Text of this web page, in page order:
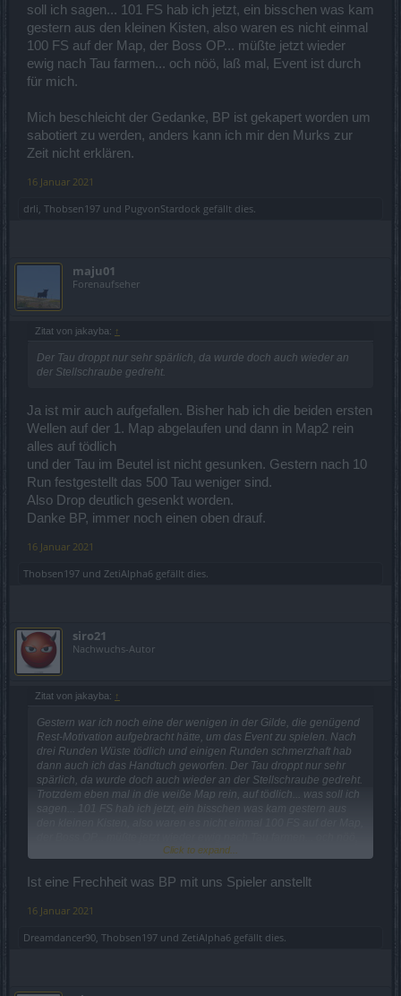
soll ich sagen... 101 FS hab ich jetzt, ein bisschen was kam
gestern aus den kleinen Kisten, also waren es nicht einmal
100 FS auf der Map, der Boss OP... müßte jetzt wieder
ewig nach Tau farmen... och nöö, laß mal, Event ist durch
für mich.
Mich beschleicht der Gedanke, BP ist gekapert worden um
sabotiert zu werden, anders kann ich mir den Murks zur
Zeit nicht erklären.
16 Januar 2021
drli Thobsen197 und PugvonStardock gefällt dies.
maju01
Forenaufseher
Zitat von jakayba: ↑
Der Tau droppt nur sehr spärlich, da wurde doch auch wieder an
der Stellschraube gedreht.
Ja ist mir auch aufgefallen. Bisher hab ich die beiden ersten
Wellen auf der 1. Map abgelaufen und dann in Map2 rein
alles auf tödlich
und der Tau im Beutel ist nicht gesunken. Gestern nach 10
Run festgestellt das 500 Tau weniger sind.
Also Drop deutlich gesenkt worden.
Danke BP, immer noch einen oben drauf.
16 Januar 2021
Thobsen197 und ZetiAlpha6 gefällt dies.
siro21
Nachwuchs-Autor
Zitat von jakayba: ↑
Gestern war ich noch eine der wenigen in der Gilde, die genügend
Rest-Motivation aufgebracht hätte, um das Event zu spielen. Nach
drei Runden Wüste tödlich und einigen Runden schmerzhaft hab
dann auch ich das Handtuch geworfen. Der Tau droppt nur sehr
spärlich, da wurde doch auch wieder an der Stellschraube gedreht.
Trotzdem eben mal in die weiße Map rein, auf tödlich... was soll ich
sagen... 101 FS hab ich jetzt, ein bisschen was kam gestern aus
laß mal, Event ist durch für mich.
Mich beschleicht der Gedanke, BP ist gekapert worden um
erklären.
Click to expand...
Ist eine Frechheit was BP mit uns Spieler anstellt
16 Januar 2021
Dreamdancer90 Thobsen197 und ZetiAlpha6 gefällt dies.